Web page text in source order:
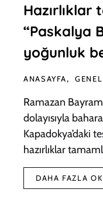
Hazırlıklar
“Paskalya
yoğunluk
ANASAYFA GENEL
Ramazan
dolayısıyla
Kapadokya’daki
hazırlıklar
DAHA FAZLA